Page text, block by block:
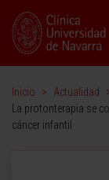
Inicio > Actualidad
La protonterapia se
cáncer infantil